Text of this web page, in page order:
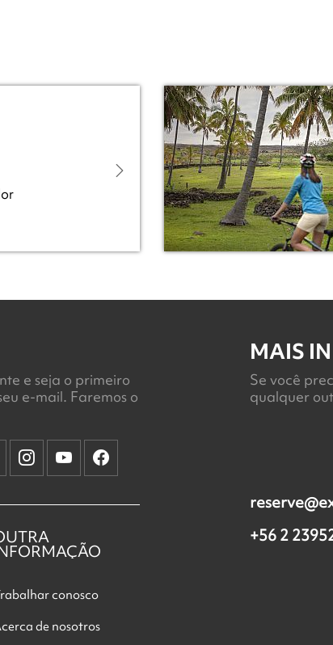
e seja o primeiro
e-mail. Faremos o
conosco
de nosotros
MAIS
Se você
qualquer
+56 2